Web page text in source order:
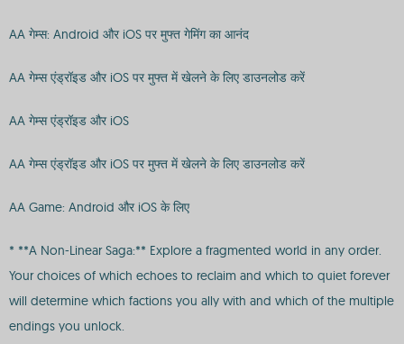
AA गेम्स: Android और iOS पर मुफ्त गेमिंग का आनंद
AA गेम्स एंड्रॉइड और iOS पर मुफ्त में खेलने के लिए डाउनलोड करें
AA गेम्स एंड्रॉइड और iOS
AA गेम्स एंड्रॉइड और iOS पर मुफ्त में खेलने के लिए डाउनलोड करें
AA Game: Android और iOS के लिए
* **A Non-Linear Saga:** Explore a fragmented world in any order.
Your choices of which echoes to reclaim and which to quiet forever
will determine which factions you ally with and which of the multiple
endings you unlock.